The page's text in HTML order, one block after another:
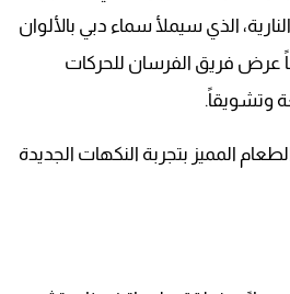
الذي سيملأ سماء دبي بالألوان
عرض فريق الفرسان للحركات
وتشويقاً.
المميز بتجربة النكهات الجديدة